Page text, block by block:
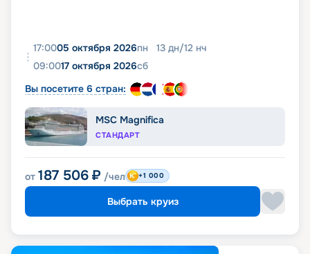
17:0005 октября 2026пн 13 дн/12 нч
09:0017 октября 2026сб
Вы посетите 6 стран:
MSC Magnifica
СТАНДАРТ
от 187 506 ₽ /чел +1 000
Выбрать круиз